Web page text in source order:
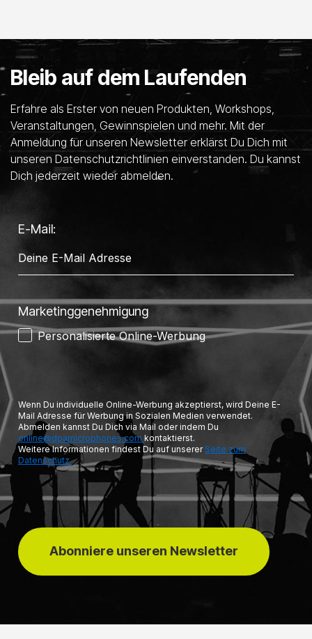
Bleib auf dem Laufenden
Erfahre als Erster von neuen Produkten, Workshops,
Veranstaltungen, Gewinnspielen und mehr. Mit der
Anmeldung für unseren Newsletter erklärst Du Dich mit
unseren Datenschutzrichtlinien einverstanden. Du kannst
Dich jederzeit wieder abmelden.
E-Mail:
Marketinggenehmigung
Personalisierte Online-Werbung
Wenn Du individuelle Online-Werbung akzeptierst, wird Deine E-
Mail Adresse für Werbung in Sozialen Medien verwendet.
Abmelden kannst Du Dich via Mail oder indem Du
online@dpamicrophones.com kontaktierst.
Weitere Informationen findest Du auf unserer Seite zum
Datenschutz.
Abonniere unseren Newsletter